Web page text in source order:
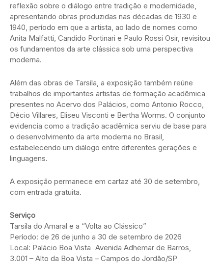
reflexão sobre o diálogo entre tradição e modernidade,
apresentando obras produzidas nas décadas de 1930 e
1940, período em que a artista, ao lado de nomes como
Anita Malfatti, Candido Portinari e Paulo Rossi Osir, revisitou
os fundamentos da arte clássica sob uma perspectiva
moderna.
Além das obras de Tarsila, a exposição também reúne
trabalhos de importantes artistas de formação acadêmica
presentes no Acervo dos Palácios, como Antonio Rocco,
Décio Villares, Eliseu Visconti e Bertha Worms. O conjunto
evidencia como a tradição acadêmica serviu de base para
o desenvolvimento da arte moderna no Brasil,
estabelecendo um diálogo entre diferentes gerações e
linguagens.
A exposição permanece em cartaz até 30 de setembro,
com entrada gratuita.
Serviço
Tarsila do Amaral e a “Volta ao Clássico”
Período: de 26 de junho a 30 de setembro de 2026
Local: Palácio Boa Vista Avenida Adhemar de Barros,
3.001 – Alto da Boa Vista – Campos do Jordão/SP